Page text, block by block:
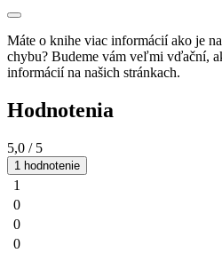
Máte o knihe viac informácií ako je
chybu? Budeme vám veľmi vďační,
informácií na našich stránkach.
Hodnotenia
5,0 / 5
1 hodnotenie
1
0
0
0